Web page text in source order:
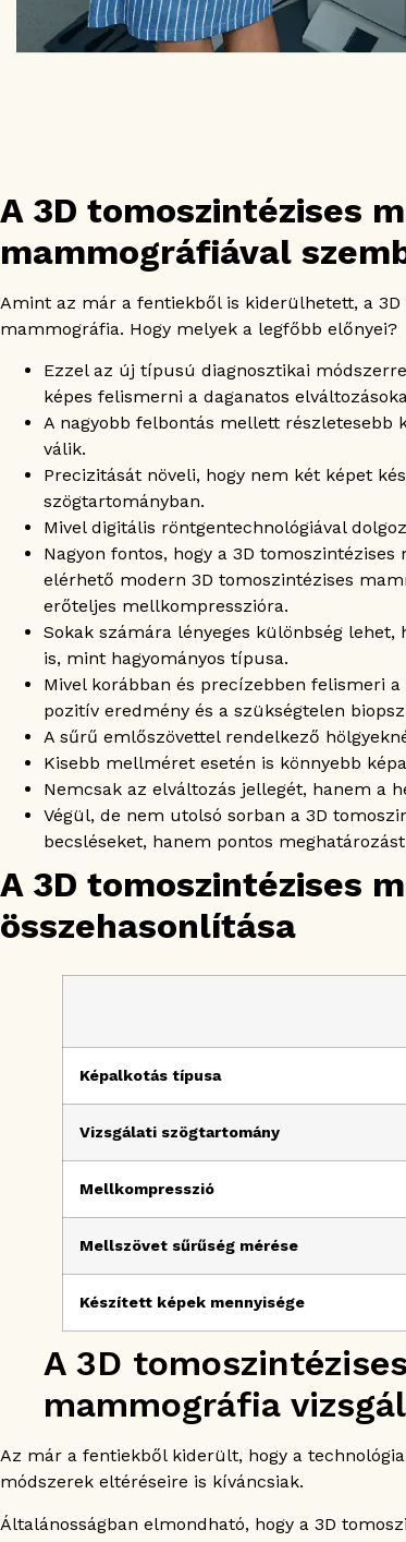
A 3D tomoszintézises
mammográfiával
Amint az már a fentiekből is kiderülhetett, a
mammográfia. Hogy melyek a legfőbb előnyei?
Ezzel az új típusú diagnosztikai
képes felismerni a daganatos
A nagyobb felbontás mellett
válik.
Precizitását növeli, hogy nem két képet
szögtartományban.
Mivel digitális röntgentechnológiával
Nagyon fontos, hogy a 3D
elérhető modern 3D tomoszintézises
erőteljes mellkompresszióra.
Sokak számára lényeges különbség
is, mint hagyományos típusa.
Mivel korábban és precízebben felismeri
pozitív eredmény és a szükségtelen
A sűrű emlőszövettel rendelkező
Kisebb mellméret esetén is könnyebb
Nemcsak az elváltozás jellegét, hanem a
Végül, de nem utolsó sorban a 3D
becsléseket, hanem pontos
A 3D tomoszintézises
összehasonlítása
Képalkotás típusa
Vizsgálati szögtartomány
Mellkompresszió
Mellszövet sűrűség mérése
Készített képek mennyisége
A 3D
mammográfia
Az már a fentiekből kiderült, hogy a
módszerek eltéréseire is kíváncsiak.
Általánosságban elmondható, hogy a 3D